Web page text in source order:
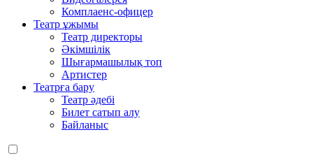
Комплаенс-офицер
Театр ұжымы
Театр директоры
Әкімшілік
Шығармашылық топ
Артистер
Театрға бару
Театр әдебі
Билет сатып алу
Байланыс